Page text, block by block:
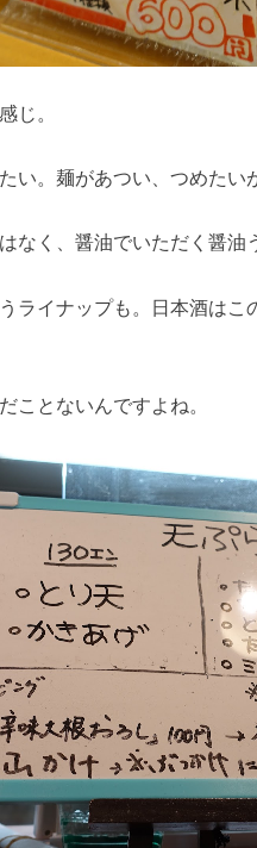
じ。
い。麺があつい、つめたい
なく、醤油でいただく醤油
ライナップも。日本酒は
ことないんですよね。